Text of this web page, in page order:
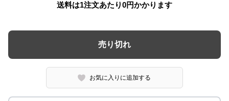
送料は1注文あたり0円かかります
売り切れ
お気に入りに追加する